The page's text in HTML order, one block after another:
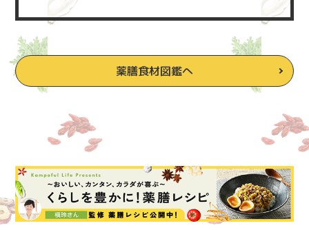
薬膳食材図鑑へ